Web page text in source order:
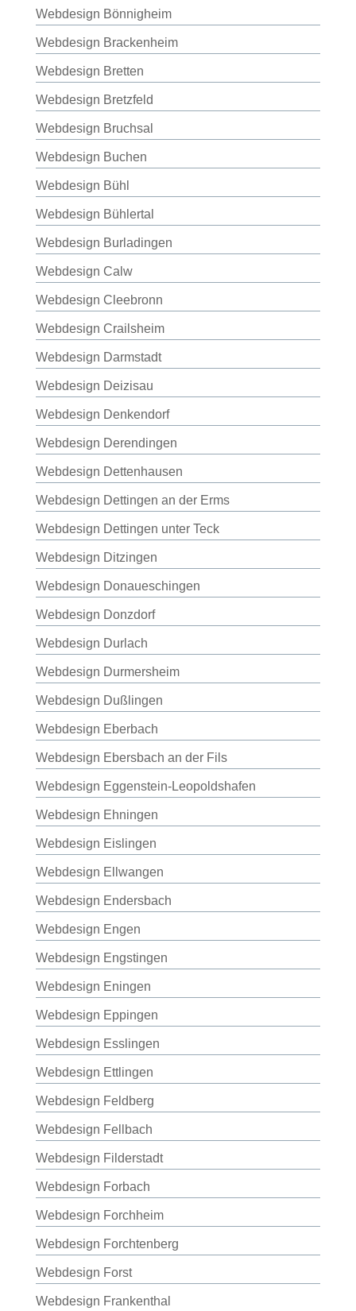
Webdesign Bönnigheim
Webdesign Brackenheim
Webdesign Bretten
Webdesign Bretzfeld
Webdesign Bruchsal
Webdesign Buchen
Webdesign Bühl
Webdesign Bühlertal
Webdesign Burladingen
Webdesign Calw
Webdesign Cleebronn
Webdesign Crailsheim
Webdesign Darmstadt
Webdesign Deizisau
Webdesign Denkendorf
Webdesign Derendingen
Webdesign Dettenhausen
Webdesign Dettingen an der Erms
Webdesign Dettingen unter Teck
Webdesign Ditzingen
Webdesign Donaueschingen
Webdesign Donzdorf
Webdesign Durlach
Webdesign Durmersheim
Webdesign Dußlingen
Webdesign Eberbach
Webdesign Ebersbach an der Fils
Webdesign Eggenstein-Leopoldshafen
Webdesign Ehningen
Webdesign Eislingen
Webdesign Ellwangen
Webdesign Endersbach
Webdesign Engen
Webdesign Engstingen
Webdesign Eningen
Webdesign Eppingen
Webdesign Esslingen
Webdesign Ettlingen
Webdesign Feldberg
Webdesign Fellbach
Webdesign Filderstadt
Webdesign Forbach
Webdesign Forchheim
Webdesign Forchtenberg
Webdesign Forst
Webdesign Frankenthal